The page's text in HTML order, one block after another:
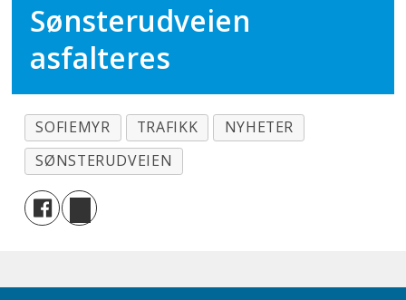
Sønsterudveien
asfalteres
SOFIEMYR TRAFIKK
NYHETER
SØNSTERUDVEIEN